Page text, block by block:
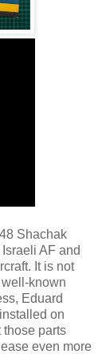
Shachak
AF and
It is not
known
Eduard
on
those parts
even more